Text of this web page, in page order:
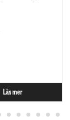
Läs mer